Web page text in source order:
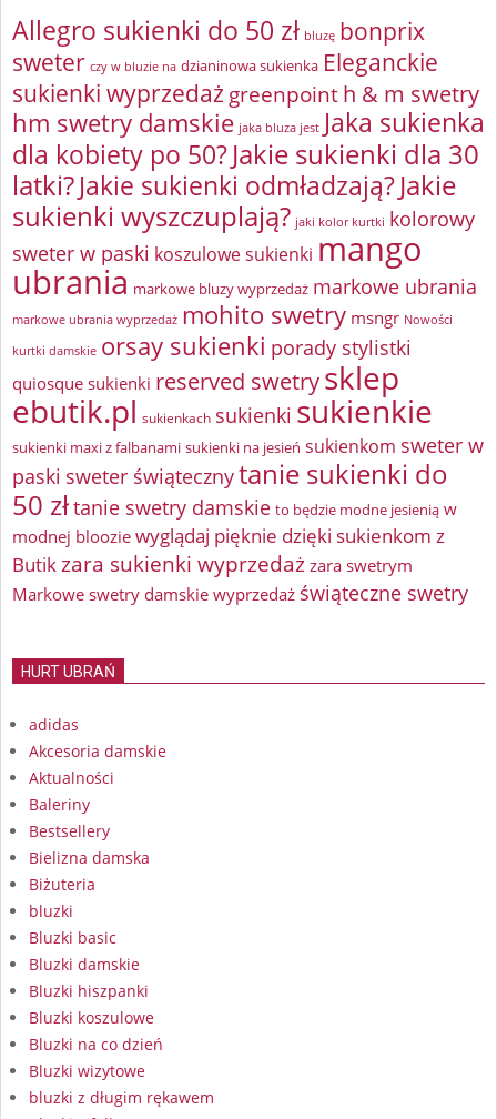
Allegro sukienki do 50 zł bluzę bonprix
sweter czy w bluzie na dzianinowa sukienka Eleganckie
sukienki wyprzedaż greenpointh & m swetry
hm swetry damskie jaka bluza jest Jaka sukienka
dla kobiety po 50?Jakie sukienki dla 30
latki?Jakie sukienki odmładzają?Jakie
sukienki wyszczuplają? jaki kolor kurtki kolorowy
sweter w paski koszulowe sukienki mango
ubrania markowe bluzy wyprzedaż markowe ubrania
markowe ubrania wyprzedaż mohito swetry msngr Nowości
kurtki damskie orsay sukienki porady stylistki
quiosque sukienki reserved swetrysklep
ebutik.pl sukienkach sukienki sukienkie
sukienki maxi z falbanami sukienki na jesień sukienkom sweter w
paski sweter świątecznytanie sukienki do
50 złtanie swetry damskie to będzie modne jesienią w
modnej bloozie wyglądaj pięknie dzięki sukienkom z
Butikzara sukienki wyprzedażzara swetrym
Markowe swetry damskie wyprzedaż świąteczne swetry
HURT UBRAŃ
adidas
Akcesoria damskie
Aktualności
Baleriny
Bestsellery
Bielizna damska
Biżuteria
bluzki
Bluzki basic
Bluzki damskie
Bluzki hiszpanki
Bluzki koszulowe
Bluzki na co dzień
Bluzki wizytowe
bluzki z długim rękawem